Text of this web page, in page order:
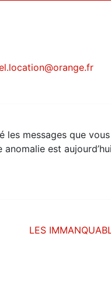
les messages que
est
LES